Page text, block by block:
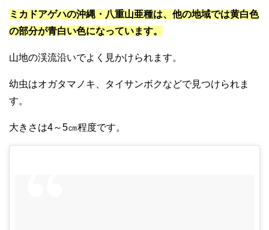
ミカドアゲハの沖縄・八重山亜種は、他の地域では黄白色
の部分が青白い色になっています。
山地の渓流沿いでよく見かけられます。
幼虫はオガタマノキ、タイサンボクなどで見つけられま
す。
大きさは4～5㎝程度です。